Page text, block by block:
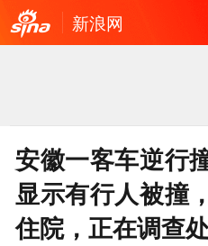
新浪网
安徽一客车逆行
显示有行人被撞
住院，正在调查